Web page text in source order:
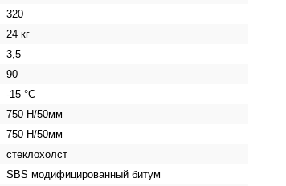
320
24 кг
3,5
90
-15 °C
750 Н/50мм
750 Н/50мм
стеклохолст
SBS модифицированный битум